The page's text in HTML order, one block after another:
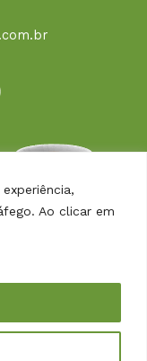
Ao clicar em
Alimentos
Arbor